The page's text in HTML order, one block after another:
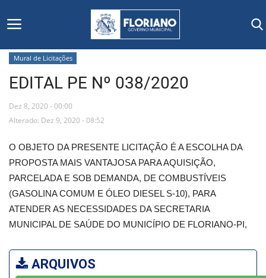
Início
Editais
Floriano
Secretarias e Órgãos
Mural de Licitações
Vídeos
Mural de Licitações
EDITAL PE Nº 038/2020
Dez 8, 2020 - 00:00
Alterado: Dez 9, 2020 - 08:52
O OBJETO DA PRESENTE LICITAÇÃO É A ESCOLHA DA
PROPOSTA MAIS VANTAJOSA PARA AQUISIÇÃO,
PARCELADA E SOB DEMANDA, DE COMBUSTÍVEIS
(GASOLINA COMUM E ÓLEO DIESEL S-10), PARA
ATENDER AS NECESSIDADES DA SECRETARIA
MUNICIPAL DE SAÚDE DO MUNICÍPIO DE FLORIANO-PI,
ARQUIVOS